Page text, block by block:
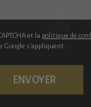
et la politique de
Google s’appliquent.